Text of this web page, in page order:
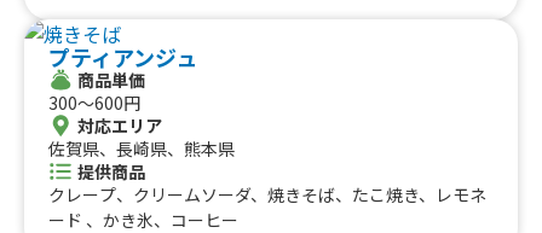
プティアンジュ
商品単価
300〜600円
対応エリア
佐賀県、長崎県、熊本県
提供商品
クレープ、クリームソーダ、焼きそば、たこ焼き、レモネ
ード 、かき氷、コーヒー